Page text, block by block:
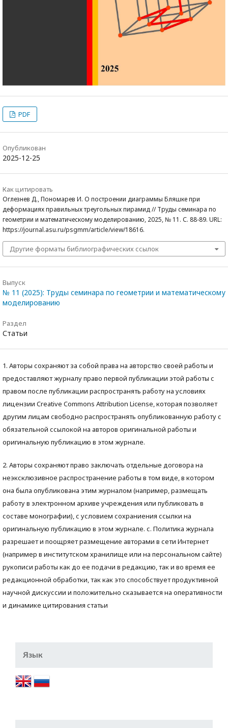
PDF
Опубликован
2025-12-25
Как цитировать
Оглезнев Д., Пономарев И. О построении диаграммы Бляшке при
деформациях правильных треугольных пирамид // Труды семинара по
геометрии и математическому моделированию, 2025, № 11. С. 88-89. URL:
https://journal.asu.ru/psgmm/article/view/18616.
Другие форматы библиографических ссылок
Выпуск
№ 11 (2025): Труды семинара по геометрии и математическому
моделированию
Раздел
Статьи
1. Авторы сохраняют за собой права на авторство своей работы и
предоставляют журналу право первой публикации этой работы с
правом после публикации распространять работу на условиях
лицензии Creative Commons Attribution License, которая позволяет
другим лицам свободно распространять опубликованную работу с
обязательной ссылокой на авторов оригинальной работы и
оригинальную публикацию в этом журнале.
2. Авторы сохраняют право заключать отдельные договора на
неэксклюзивное распространение работы в том виде, в котором
она была опубликована этим журналом (например, размещать
работу в электронном архиве учреждения или публиковать в
составе монографии), с условием сохраниения ссылки на
оригинальную публикацию в этом журнале. с. Политика журнала
разрешает и поощряет размещение авторами в сети Интернет
(например в институтском хранилище или на персональном сайте)
рукописи работы как до ее подачи в редакцию, так и во время ее
редакционной обработки, так как это способствует продуктивной
научной дискуссии и положительно сказывается на оперативности
и динамике цитирования статьи
Язык